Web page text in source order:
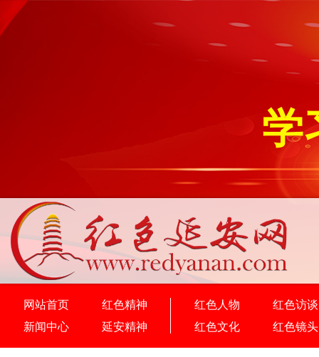
学
网站首页
红色精神
新闻中心
延安精神
红色人物
红色访谈
红色文化
红色镜头